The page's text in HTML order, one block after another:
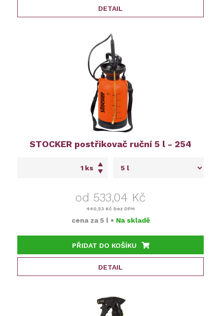
DETAIL
STOCKER postřikovač ruční 5 l - 254
ks
od 533,04 Kč
440,53 Kč bez DPH
cena za 5 l • Na skladě
PŘIDAT DO KOŠÍKU
DETAIL